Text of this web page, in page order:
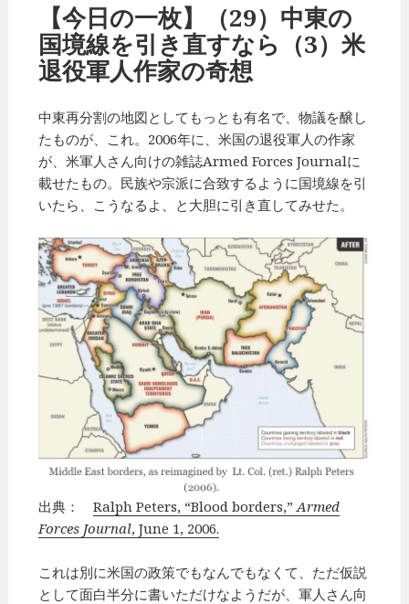
【今日の一枚】（29）中東の
国境線を引き直すなら（3）米
退役軍人作家の奇想
中東再分割の地図としてもっとも有名で、物議を醸し
たものが、これ。2006年に、米国の退役軍人の作家
が、米軍人さん向けの雑誌Armed Forces Journalに
載せたもの。民族や宗派に合致するように国境線を引
いたら、こうなるよ、と大胆に引き直してみせた。
出典：Ralph Peters, “Blood borders,”Armed
Forces Journal, June 1, 2006.
これは別に米国の政策でもなんでもなくて、ただ仮説
として面白半分に書いただけなようだが、軍人さん向